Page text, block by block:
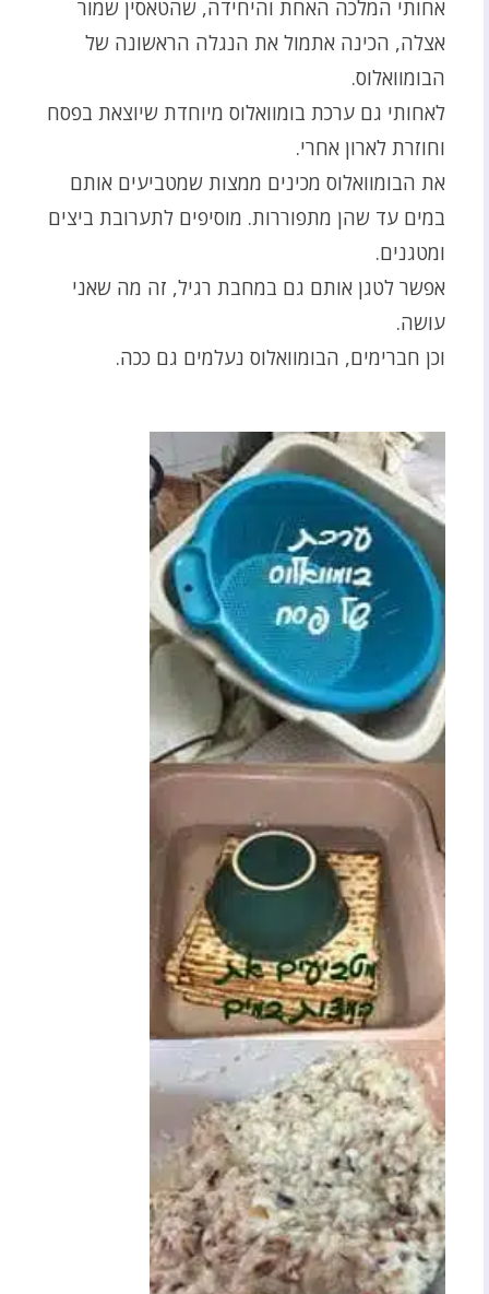
אחותי המלכה האחת והיחידה, שהטאסין שמור
אצלה, הכינה אתמול את הנגלה הראשונה של
הבומוואלוס.
לאחותי גם ערכת בומוואלוס מיוחדת שיוצאת בפסח
וחוזרת לארון אחרי.
את הבומוואלוס מכינים ממצות שמטביעים אותם
במים עד שהן מתפוררות. מוסיפים לתערובת ביצים
ומטגנים.
אפשר לטגן אותם גם במחבת רגיל, זה מה שאני
עושה.
וכן חברימים, הבומוואלוס נעלמים גם ככה.